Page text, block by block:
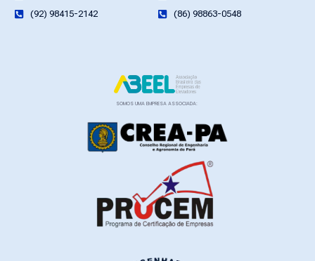
(92) 98415-2142
(86) 98863-0548
SOMOS UMA EMPRESA ASSOCIADA: